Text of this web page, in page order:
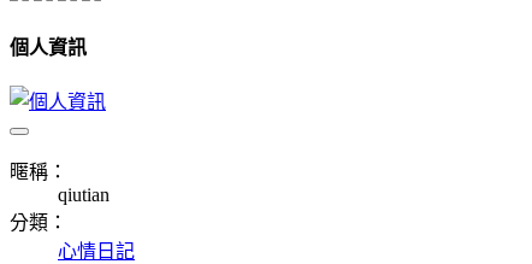
個人資訊
暱稱：
qiutian
分類：
心情日記